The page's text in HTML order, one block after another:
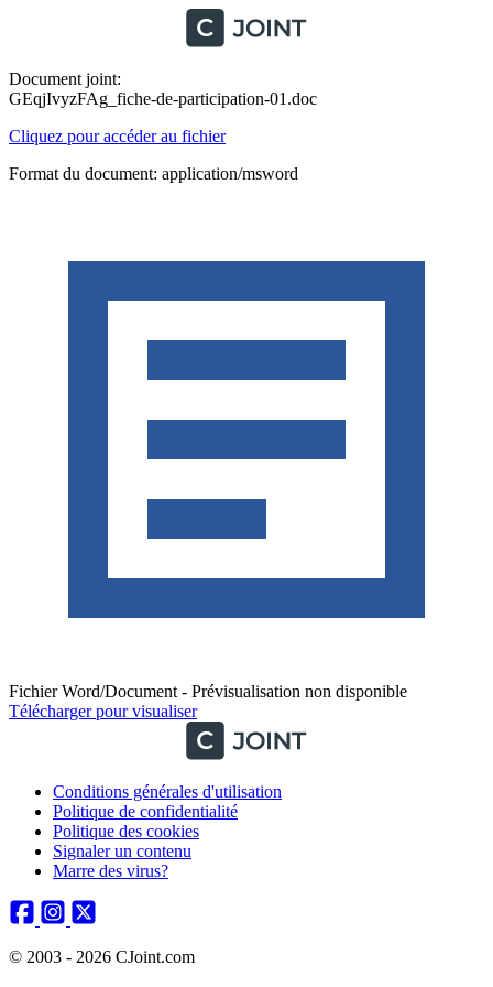
Document joint:
GEqjIvyzFAg_fiche-de-participation-01.doc
Cliquez pour accéder au fichier
Format du document: application/msword
Fichier Word/Document - Prévisualisation non disponible
Télécharger pour visualiser
Conditions générales d'utilisation
Politique de confidentialité
Politique des cookies
Signaler un contenu
Marre des virus?
© 2003 - 2026 CJoint.com